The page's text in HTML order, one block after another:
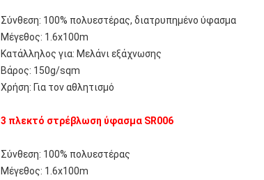
Σύνθεση: 100% πολυεστέρας, διατρυπημένο ύφασμα
Μέγεθος: 1.6x100m
Κατάλληλος για: Μελάνι εξάχνωσης
Βάρος: 150g/sqm
Χρήση: Για τον αθλητισμό
3 πλεκτό στρέβλωση ύφασμα SR006
Σύνθεση: 100% πολυεστέρας
Μέγεθος: 1.6x100m